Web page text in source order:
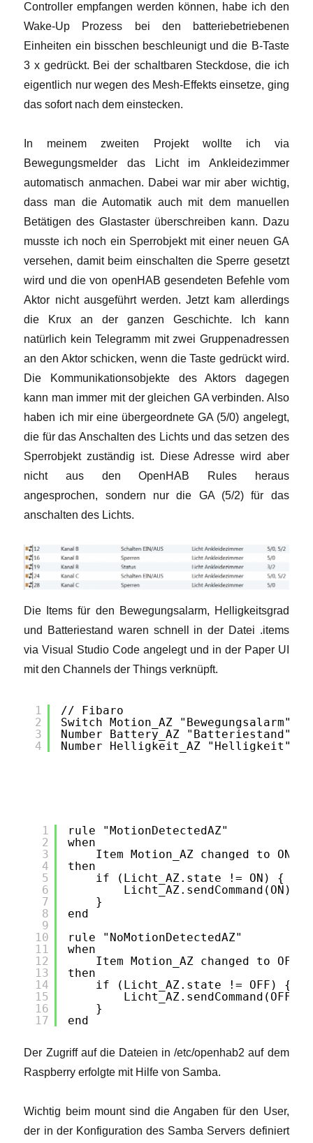
Controller empfangen werden können, habe ich den
Wake-Up Prozess bei den batteriebetriebenen
Einheiten ein bisschen beschleunigt und die B-Taste
3 x gedrückt. Bei der schaltbaren Steckdose, die ich
eigentlich nur wegen des Mesh-Effekts einsetze, ging
das sofort nach dem einstecken.
In meinem zweiten Projekt wollte ich via
Bewegungsmelder das Licht im Ankleidezimmer
automatisch anmachen. Dabei war mir aber wichtig,
dass man die Automatik auch mit dem manuellen
Betätigen des Glastaster überschreiben kann. Dazu
musste ich noch ein Sperrobjekt mit einer neuen GA
versehen, damit beim einschalten die Sperre gesetzt
wird und die von openHAB gesendeten Befehle vom
Aktor nicht ausgeführt werden. Jetzt kam allerdings
die Krux an der ganzen Geschichte. Ich kann
natürlich kein Telegramm mit zwei Gruppenadressen
an den Aktor schicken, wenn die Taste gedrückt wird.
Die Kommunikationsobjekte des Aktors dagegen
kann man immer mit der gleichen GA verbinden. Also
haben ich mir eine übergeordnete GA (5/0) angelegt,
die für das Anschalten des Lichts und das setzen des
Sperrobjekt zuständig ist. Diese Adresse wird aber
nicht aus den OpenHAB Rules heraus
angesprochen, sondern nur die GA (5/2) für das
anschalten des Lichts.
Die Items für den Bewegungsalarm, Helligkeitsgrad
und Batteriestand waren schnell in der Datei .items
via Visual Studio Code angelegt und in der Paper UI
mit den Channels der Things verknüpft.
1
2
3
4
// Fibaro
Switch Motion_AZ "Bewegungsalarm"
Number Battery_AZ "Batteriestand"
Number Helligkeit_AZ "Helligkeit"
1
2
3
4
5
6
7
8
9
10
11
12
13
14
15
16
17
rule "MotionDetectedAZ"
when
Item Motion_AZ changed to ON
then
if (Licht_AZ.state != ON) {
Licht_AZ.sendCommand(ON)
}
end
rule "NoMotionDetectedAZ"
when
Item Motion_AZ changed to OFF
then
if (Licht_AZ.state != OFF) {
Licht_AZ.sendCommand(OFF)
}
end
Der Zugriff auf die Dateien in /etc/openhab2 auf dem
Raspberry erfolgte mit Hilfe von Samba.
Wichtig beim mount sind die Angaben für den User,
der in der Konfiguration des Samba Servers definiert